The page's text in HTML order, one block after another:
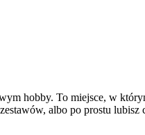
hobby. To miejsce, w
albo po prostu